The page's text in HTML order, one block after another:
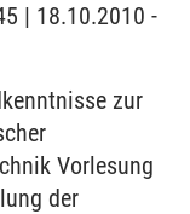
| 18.10.2010 -
zur
Vorlesung
der